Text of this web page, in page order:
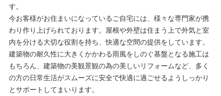
す。
今お客様がお住まいになっているご自宅には、様々な専門家が携
わり作り上げられております。屋根や外壁は住まう上で外気と室
内を分ける大切な役割を持ち、快適な空間の提供をしています。
建築物の耐久性に大きくかかわる雨風をしのぐ基盤となる施工は
もちろん、建築物の美観景観の為の美しいリフォームなど、多く
の方の日常生活がスムーズに安全で快適に過ごせるようしっかり
とサポートしてまいります。